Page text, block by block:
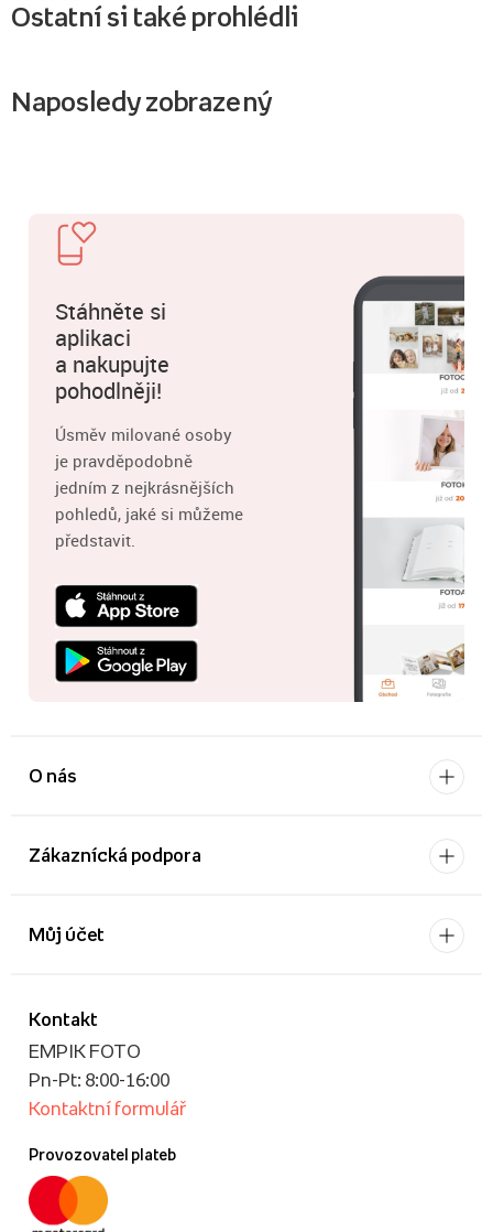
Ostatní si také prohlédli
Naposledy zobrazený
Stáhněte si
aplikaci
a nakupujte
pohodlněji!
Úsměv milované osoby
je pravděpodobně
jedním z nejkrásnějších
pohledů, jaké si můžeme
představit.
O nás
Zákaznícká podpora
Kontakt
EMPIK FOTO
Pn-Pt: 8:00-16:00
Kontaktní formulář
Provozovatel plateb
Můj účet